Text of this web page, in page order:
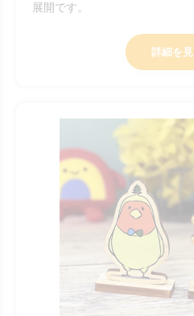
展開です。
詳細を